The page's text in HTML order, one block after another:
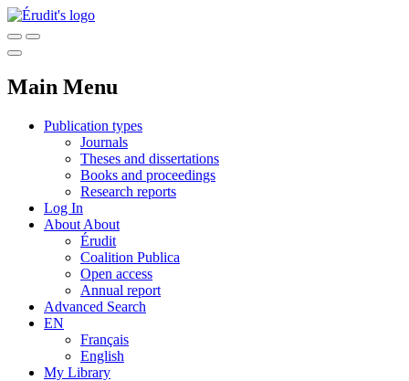
Main Menu
Publication types
Journals
Theses and dissertations
Books and proceedings
Research reports
Log In
About About
Érudit
Coalition Publica
Open access
Annual report
Advanced Search
EN
Français
English
My Library